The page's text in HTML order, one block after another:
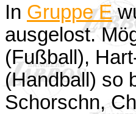
In Gruppe E
ausgelost.
(Fußball),
(Handball) so
Schorschn,